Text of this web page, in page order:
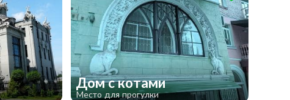
Дом с котами
Место для прогулки